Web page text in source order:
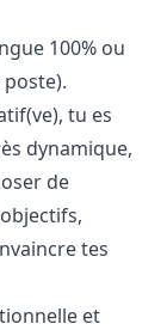
100% ou
tu es
dynamique,
de
tes
et